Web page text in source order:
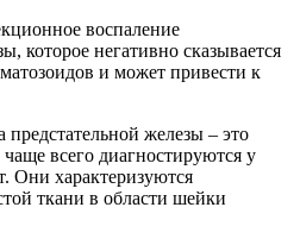
воспаление
которое негативно сказывается
и может привести к
железы – это
всего диагностируются у
Они характеризуются
ткани в области шейки